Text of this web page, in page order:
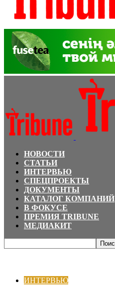
НОВОСТИ
СТАТЬИ
ИНТЕРВЬЮ
СПЕЦПРОЕКТЫ
ДОКУМЕНТЫ
КАТАЛОГ КОМПАНИЙ
В ФОКУСЕ
ПРЕМИЯ TRIBUNE
МЕДИАКИТ
ИНТЕРВЬЮ